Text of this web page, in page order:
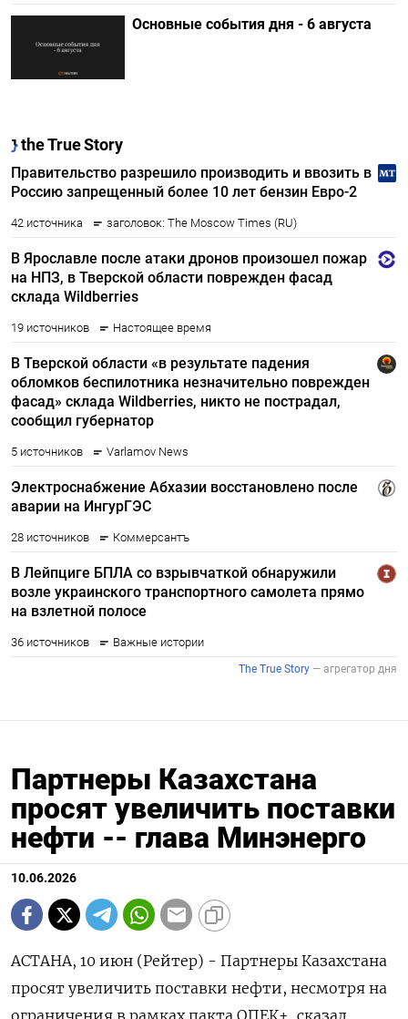
Основные события дня - 6 августа
Партнеры Казахстана
просят увеличить поставки
нефти -- глава Минэнерго
10.06.2026
АСТАНА, 10 июн (Рейтер) - Партнеры Казахстана
просят увеличить поставки нефти, несмотря на